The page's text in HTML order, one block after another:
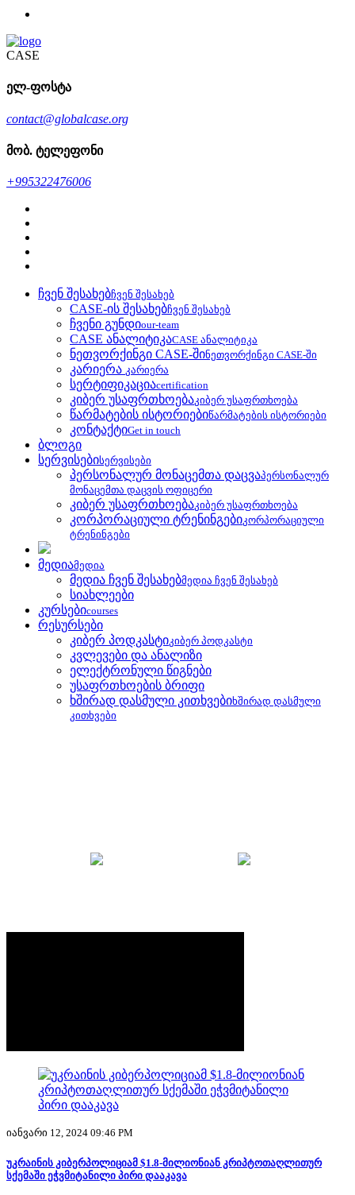
CASE
ელ-ფოსტა
contact@globalcase.org
მობ. ტელეფონი
+995322476006
ჩვენ შესახებჩვენ შესახებ
CASE-ის შესახებჩვენ შესახებ
ჩვენი გუნდიour-team
CASE ანალიტიკაCASE ანალიტიკა
ნეთვორქინგი CASE-შინეთვორქინგი CASE-ში
კარიერა კარიერა
სერტიფიკაციაcertification
კიბერ უსაფრთხოებაკიბერ უსაფრთხოება
წარმატების ისტორიებიწარმატების ისტორიები
კონტაქტიGet in touch
ბლოგი
სერვისებისერვისები
პერსონალურ მონაცემთა დაცვაპერსონალურ
მონაცემთა დაცვის ოფიცერი
კიბერ უსაფრთხოებაკიბერ უსაფრთხოება
კორპორაციული ტრენინგებიკორპორაციული
ტრენინგები
მედიამედია
მედია ჩვენ შესახებმედია ჩვენ შესახებ
სიახლეები
კურსებიcourses
რესურსები
კიბერ პოდკასტიკიბერ პოდკასტი
კვლევები და ანალიზი
ელექტრონული წიგნები
უსაფრთხოების ბრიფი
ხშირად დასმული კითხვებიხშირად დასმული
კითხვები
იანვარი 12, 2024 09:46 PM
უკრაინის კიბერპოლიციამ $1.8-მილიონიან კრიპტოთაღლითურ
სქემაში ეჭვმიტანილი პირი დააკავა